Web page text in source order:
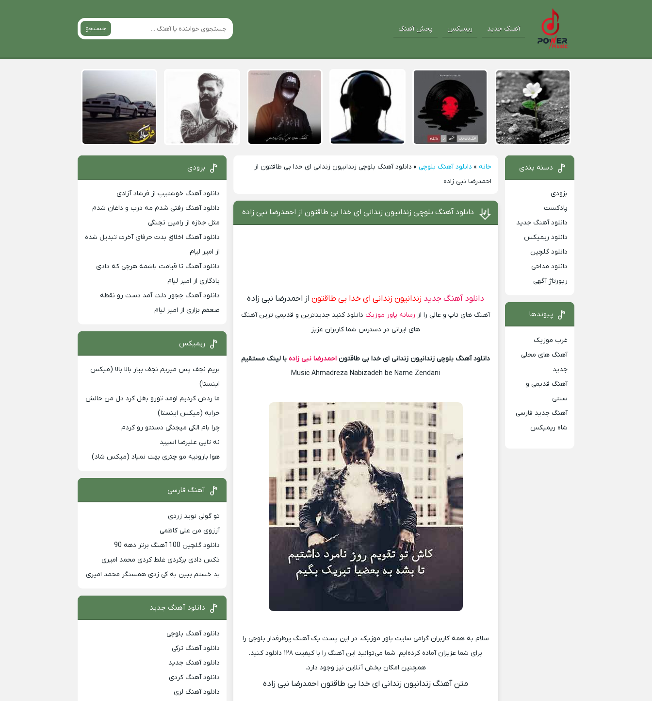
آهنگ جدید ریمیکس پخش آهنگ جستجو
خانه » دانلود آهنگ بلوچی » دانلود آهنگ بلوچی زندانیون زندانی ای خدا بی طاقتون از
احمدرضا نبی زاده
دانلود آهنگ بلوچی زندانیون زندانی ای خدا بی طاقتون از احمدرضا نبی زاده
دانلود آهنگ جدید زندانیون زندانی ای خدا بی طاقتوناز احمدرضا نبی زاده
آهنگ های تاپ و عالی را از رسانه پاور موزیک دانلود کنید جدیدترین و قدیمی ترین آهنگ
های ایرانی در دسترس شما کاربران عزیز
دانلود آهنگ بلوچی زندانیون زندانی ای خدا بی طاقتون احمدرضا نبی زاده با لینک مستقیم
Music Ahmadreza Nabizadeh be Name Zendani
سلام به همه کاربران گرامی سایت پاور موزیک. در این پست یک آهنگ پرطرفدار بلوچی را
برای شما عزیزان آماده کرده‌ایم. شما می‌توانید این آهنگ را با کیفیت ۱۲۸ دانلود کنید.
همچنین امکان پخش آنلاین نیز وجود دارد.
متن آهنگ زندانیون زندانی ای خدا بی طاقتون احمدرضا نبی زاده
دسته بندی
بزودی
پادکست
دانلود آهنگ جدید
دانلود ریمیکس
دانلود گلچین
دانلود مداحی
رپورتاژ آگهی
پیوندها
غرب موزیک
آهنگ های محلی
جدید
آهنگ قدیمی و
سنتی
آهنگ جدید فارسی
شاه ریمیکس
بزودی
دانلود آهنگ خوشتیپ از فرشاد آزادی
دانلود آهنگ رفتی شدم مه درب و داغان شدم
مثل جنازه از رامین تجنگی
دانلود آهنگ اخلاق بدت حرفای آخرت تبدیل شده
از امیر لیام
دانلود آهنگ تا قیامت باشمه هرچی که دادی
یادگاری از امیر لیام
دانلود آهنگ چجور دلت آمد دست رو نقطه
ضعفم بزاری از امیر لیام
ریمیکس
بریم نجف پس میریم نجف بیار بالا بالا (میکس
اینستا)
ما ردش کردیم اومد تورو بغل کرد دل من حالش
خرابه (میکس اینستا)
چرا بام الکی میجنگی دستتو رو کردم
نه تایی علیرضا اسپید
هوا بارونیه مو چتری بهت نمیاد (میکس شاد)
آهنگ فارسی
تو گولی نوید زردی
آرزوی من علی کاظمی
دانلود گلچین 100 آهنگ برتر دهه 90
تکس دادی برگردی غلط کردی محمد امیری
بد خستم ببین به کی زدی همسنگر محمد امیری
دانلود آهنگ جدید
دانلود آهنگ بلوچی
دانلود آهنگ ترکی
دانلود آهنگ جدید
دانلود آهنگ کردی
دانلود آهنگ لری